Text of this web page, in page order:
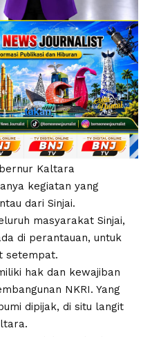
Kaltara
kegiatan yang
dari Sinjai.
masyarakat Sinjai,
di perantauan, untuk
setempat.
hak dan kewajiban
NKRI. Yang
dipijak, di situ langit